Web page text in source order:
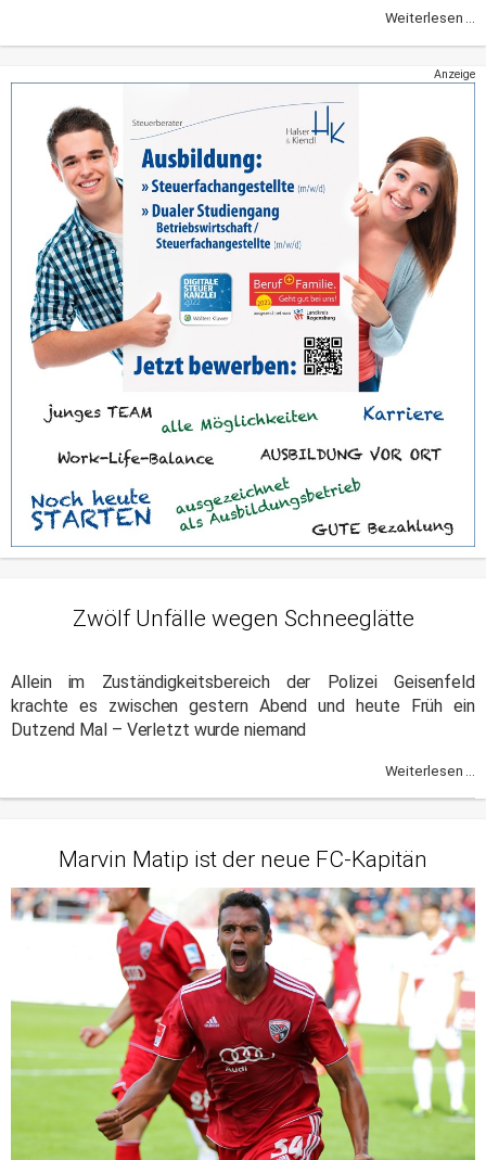
Weiterlesen ...
Anzeige
Zwölf Unfälle wegen Schneeglätte
Allein im Zuständigkeitsbereich der Polizei Geisenfeld
krachte es zwischen gestern Abend und heute Früh ein
Dutzend Mal – Verletzt wurde niemand
Weiterlesen ...
Marvin Matip ist der neue FC-Kapitän